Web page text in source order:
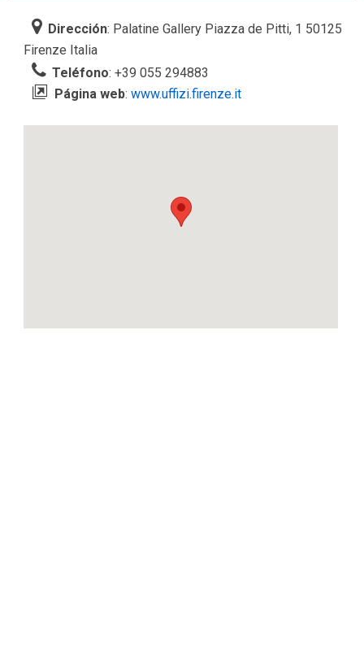
Dirección: Palatine Gallery Piazza de Pitti, 1 50125
Firenze Italia
Teléfono: +39 055 294883
Página web: www.uffizi.firenze.it